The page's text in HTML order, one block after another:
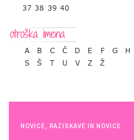
37 38 39 40
A B C Č D E F G H
S
Š T U V Z Ž
NOVICE RAZISKAVE IN NOVICE